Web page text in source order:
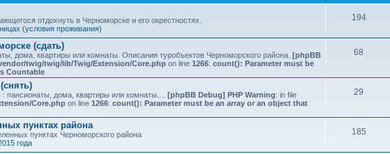
отдохнуть в Черноморске и его окрестностях.
(условия проживания)
194
(сдать)
дома, квартиры или комнаты. Описания туробъектов Черноморского района. [phpBB
twig/twig/lib/Twig/Extension/Core.php on line 1266: count(): Parameter must be
Countable
68
пансионаты, дома, квартиры или комнаты.... [phpBB Debug] PHP Warning: in file
Core.php on line 1266: count(): Parameter must be an array or an object that
29
пунктах района
пунктах Черноморского района
года
185